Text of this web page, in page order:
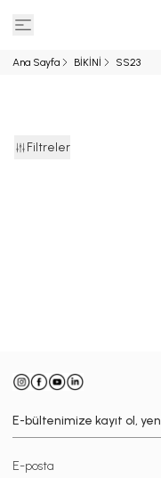
Ana Sayfa BİKİNİ SS23
Filtreler
E-bültenimize kayıt ol,